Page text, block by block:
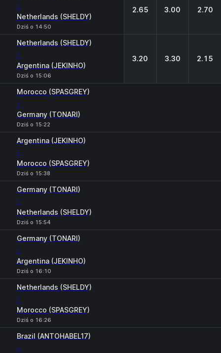
-
Netherlands (SHELDY)
Dziś o 14:50
2.65 3.00 2.70
Netherlands (SHELDY)
-
Argentina (JEKINHO)
Dziś o 15:06
3.20 3.30 2.15
Morocco (SPASGREY)
-
Germany (TONARI)
Dziś o 15:22
Argentina (JEKINHO)
-
Morocco (SPASGREY)
Dziś o 15:38
Germany (TONARI)
-
Netherlands (SHELDY)
Dziś o 15:54
Germany (TONARI)
-
Argentina (JEKINHO)
Dziś o 16:10
Netherlands (SHELDY)
-
Morocco (SPASGREY)
Dziś o 16:26
Brazil (ANTOHABEL17)
-